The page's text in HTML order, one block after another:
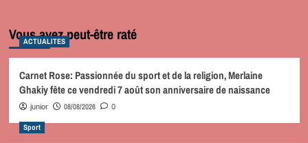
Vous avez peut-être raté
ACTUALITES
Carnet Rose: Passionnée du sport et de la religion, Merlaine
Ghakiy fête ce vendredi 7 août son anniversaire de naissance
junior 08/08/2026 0
Sport